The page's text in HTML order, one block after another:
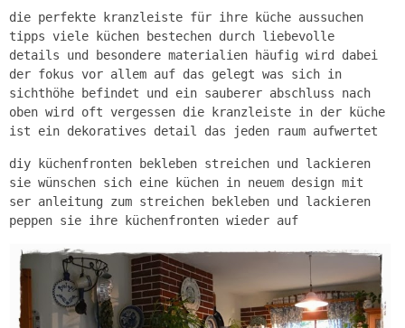
die perfekte kranzleiste für ihre küche aussuchen
tipps viele küchen bestechen durch liebevolle
details und besondere materialien häufig wird dabei
der fokus vor allem auf das gelegt was sich in
sichthöhe befindet und ein sauberer abschluss nach
oben wird oft vergessen die kranzleiste in der küche
ist ein dekoratives detail das jeden raum aufwertet
diy küchenfronten bekleben streichen und lackieren
sie wünschen sich eine küchen in neuem design mit
ser anleitung zum streichen bekleben und lackieren
peppen sie ihre küchenfronten wieder auf